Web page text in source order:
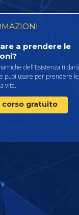
a prendere le
dell’Esistenza ti darà
puoi usare per prendere le
vita.
corso gratuito